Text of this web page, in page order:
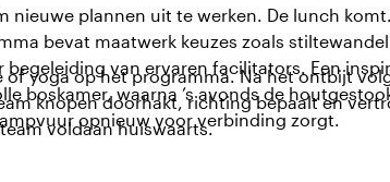
nieuwe plannen uit te werken. De lunch komt
bevat maatwerk keuzes zoals
van ervaren facilitators. Een
boskamer, waarna ’s avonds de
opnieuw voor verbinding zorgt.
yoga op het programma. Na het ontbijt
knopen doorhakt, richting bepaalt en
voldaan huiswaarts.